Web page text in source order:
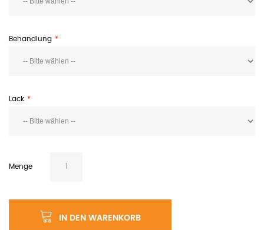
Behandlung
Lack
Menge
IN DEN WARENKORB